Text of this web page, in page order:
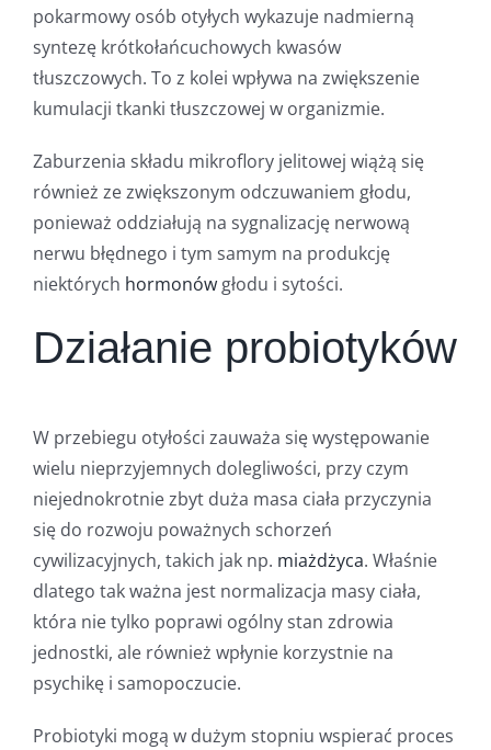
pokarmowy osób otyłych wykazuje nadmierną
syntezę krótkołańcuchowych kwasów
tłuszczowych. To z kolei wpływa na zwiększenie
kumulacji tkanki tłuszczowej w organizmie.
Zaburzenia składu mikroflory jelitowej wiążą się
również ze zwiększonym odczuwaniem głodu,
ponieważ oddziałują na sygnalizację nerwową
nerwu błędnego i tym samym na produkcję
niektórych hormonów głodu i sytości.
Działanie probiotyków
W przebiegu otyłości zauważa się występowanie
wielu nieprzyjemnych dolegliwości, przy czym
niejednokrotnie zbyt duża masa ciała przyczynia
się do rozwoju poważnych schorzeń
cywilizacyjnych, takich jak np. miażdżyca. Właśnie
dlatego tak ważna jest normalizacja masy ciała,
która nie tylko poprawi ogólny stan zdrowia
jednostki, ale również wpłynie korzystnie na
psychikę i samopoczucie.
Probiotyki mogą w dużym stopniu wspierać proces